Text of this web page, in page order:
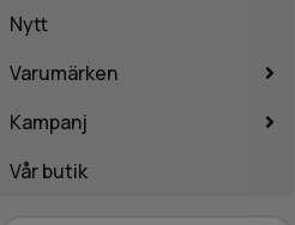
Nytt
Varumärken
Kampanj
Vår butik